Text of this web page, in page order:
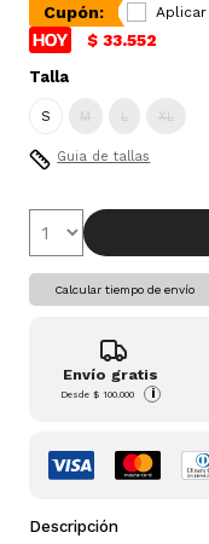
Cupón: Aplicar
$ 33.552
Talla
S M L XL
Guia de tallas
Calcular tiempo de envío
Envío gratis
Desde$ 100.000 i
Descripción